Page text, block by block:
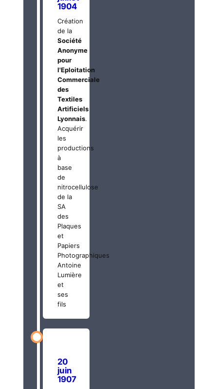
1904
Création
de la
Société
Anonyme
pour
l'Eploitation
Commerciale
des
Textiles
Artificiels
Lyonnais.
Acquérir
les
productions
à
base
de
nitrocellulose
de la
SA
des
Plaques
et
Papiers
Photographiques
Antoine
Lumière
et
ses
fils
20
juin
1907